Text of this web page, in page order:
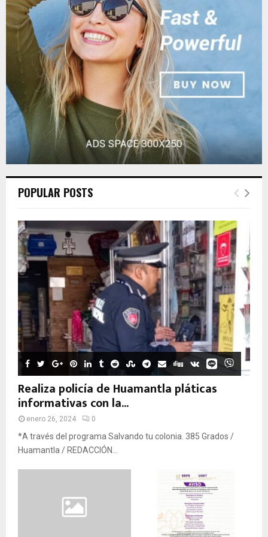
r
:
C
POPULAR POSTS
Realiza policía de Huamantla pláticas
informativas con la...
enero 26, 2024 0
*A través del programa Salvando tu colonia. 385 Grados /
Huamantla / REDACCIÓN...